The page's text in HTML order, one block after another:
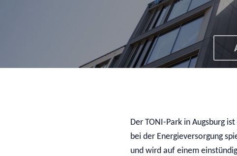
Der TONI-Park in Augsburg
bei der Energieversorgung
und wird auf einem